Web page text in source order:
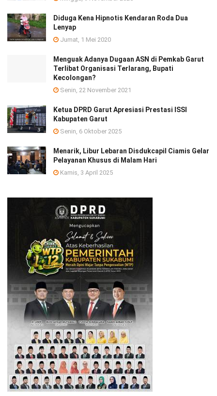
Diduga Kena Hipnotis Kendaran Roda Dua
Lenyap
Jumat, 1 Mei 2020
Menguak Adanya Dugaan ASN di Pemkab Garut
Terlibat Organisasi Terlarang, Bupati
Kecolongan?
Senin, 22 November 2021
Ketua DPRD Garut Apresiasi Prestasi ISSI
Kabupaten Garut
Senin, 6 Oktober 2025
Menarik, Libur Lebaran Disdukcapil Ciamis Gelar
Pelayanan Khusus di Malam Hari
Kamis, 3 April 2025